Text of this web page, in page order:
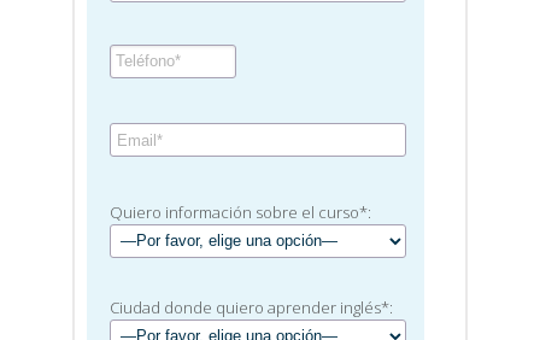
Quiero información sobre el curso*:
Ciudad donde quiero aprender inglés*: